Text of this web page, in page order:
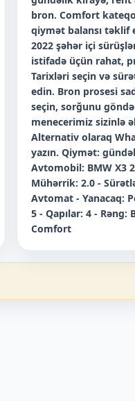
bron. Comfort
qiymət balansı təklif
2022 şəhər içi
istifadə üçün rahat,
Tarixləri seçin və
edin. Bron prosesi
seçin, sorğunu
menecerimiz sizinlə
Alternativ olaraq
yazın. Qiymət:
Avtomobil: BMW X3
Mühərrik: 2.0 -
Avtomat - Yanacaq:
5 - Qapılar: 4 - Rəng:
Comfort